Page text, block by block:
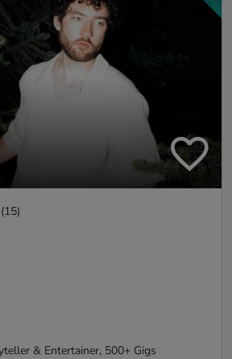
(15)
& Entertainer, 500+ Gigs